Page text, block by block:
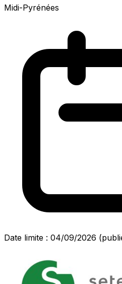
Midi-Pyrénées
Date limite : 04/09/2026